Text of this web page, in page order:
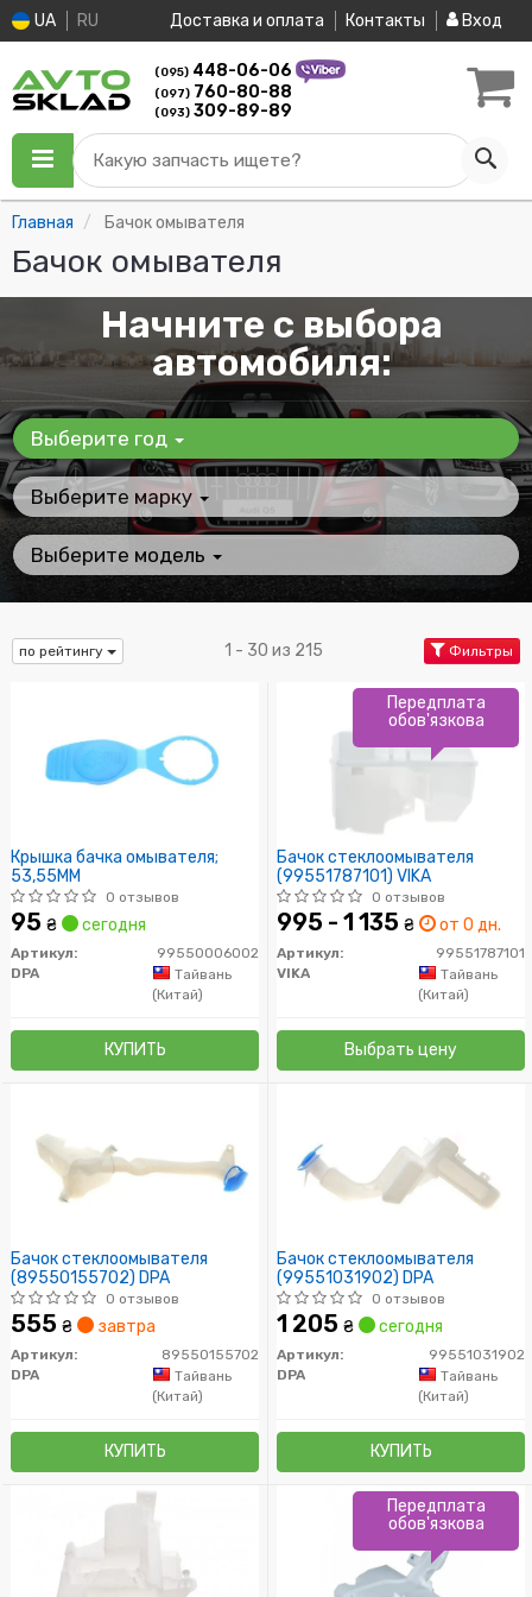
UA RU Доставка и оплата Контакты Вход
(095) 448-06-06
(097) 760-80-88
(093) 309-89-89
Какую запчасть ищете?
Главная Бачок омывателя
Бачок омывателя
Начните с выбора
автомобиля:
Выберите год
Выберите марку
Выберите модель
по рейтингу 1 - 30 из 215 Фильтры
Крышка бачка омывателя;
53,55MM
0 отзывов
95 ₴ сегодня
Артикул:
99550006002
DPA
Тайвань
(Китай)
КУПИТЬ
Бачок стеклоомывателя
(99551787101) VIKA
0 отзывов
995 - 1 135 ₴ от 0 дн.
Артикул:
99551787101
VIKA
Тайвань
(Китай)
Выбрать цену
Передплата
обов'язкова
Бачок стеклоомывателя
(89550155702) DPA
0 отзывов
555 ₴ завтра
Артикул:
89550155702
DPA
Тайвань
(Китай)
КУПИТЬ
Бачок стеклоомывателя
(99551031902) DPA
0 отзывов
1 205 ₴ сегодня
Артикул:
99551031902
DPA
Тайвань
(Китай)
КУПИТЬ
Передплата
обов'язкова